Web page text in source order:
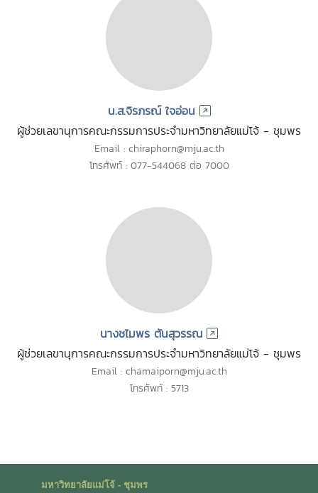
น.ส.จิรภรณ์ ใจอ่อน
ผู้ช่วยเลขานุการคณะกรรมการประจำมหาวิทยาลัยแม่โจ้ - ชุมพร
Email : chiraphorn@mju.ac.th
โทรศัพท์ : 077-544068 ต่อ 7000
นางชไมพร ตันสุวรรณ
ผู้ช่วยเลขานุการคณะกรรมการประจำมหาวิทยาลัยแม่โจ้ - ชุมพร
Email : chamaiporn@mju.ac.th
โทรศัพท์ : 5713
มหาวิทยาลัยแม่โจ้ - ชุมพร